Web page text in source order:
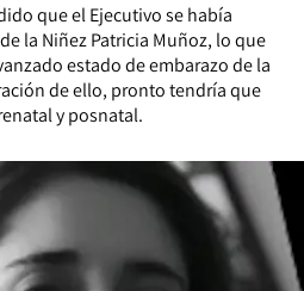
que el Ejecutivo se había
la Niñez Patricia Muñoz, lo que
estado de embarazo de la
de ello, pronto tendría que
y posnatal.